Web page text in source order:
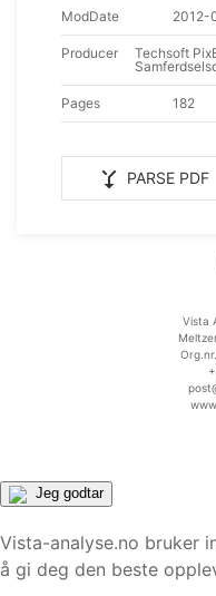
ModDate 2012-
Producer
Techsoft
Pages 182
merge_type PARSE PDF
Vista
Jeg godtar
Vista-analyse.no bruker
å gi deg den beste